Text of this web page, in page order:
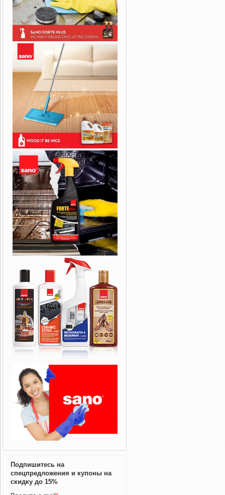
Подпишитесь на
спецпредложения и купоны на
скидку до 15%